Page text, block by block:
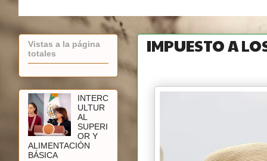
IMPUESTO A
Vistas a la página
totales
INTERC
ULTUR
AL
SUPERI
OR Y
ALIMENTACIÓN
BÁSICA